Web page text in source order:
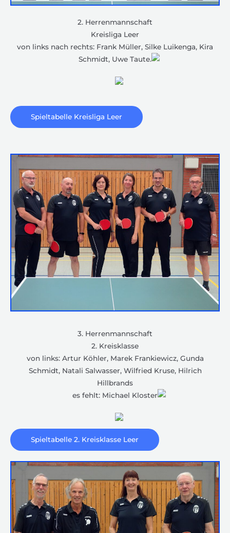
2. Herrenmannschaft
Kreisliga Leer
von links nach rechts: Frank Müller, Silke Luikenga, Kira
Schmidt, Uwe Taute.
Spieltabelle Kreisliga Leer
3. Herrenmannschaft
2. Kreisklasse
von links: Artur Köhler, Marek Frankiewicz, Gunda
Schmidt, Natali Salwasser, Wilfried Kruse, Hilrich
Hillbrands
es fehlt: Michael Kloster
Spieltabelle 2. Kreisklasse Leer